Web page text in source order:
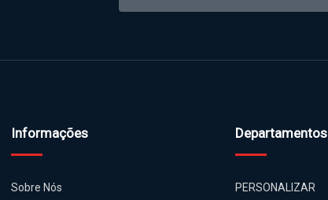
Informações
Sobre Nós
Departamentos
PERSONALIZAR